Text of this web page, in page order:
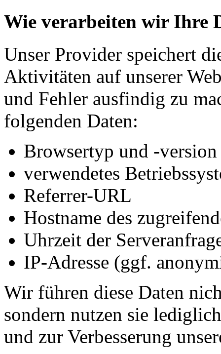
Wie verarbeiten wir Ihre
Unser Provider speichert
Aktivitäten auf unserer
und Fehler ausfindig zu
folgenden Daten:
Browsertyp und -version
verwendetes
Referrer-URL
Hostname des
Uhrzeit der
IP-Adresse (ggf.
Wir führen diese Daten
sondern nutzen sie
und zur Verbesserung